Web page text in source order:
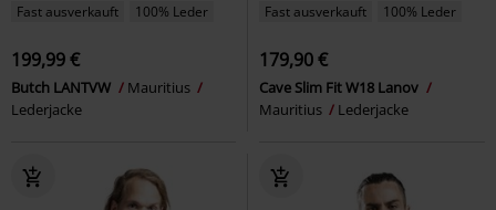
Fast ausverkauft 100% Leder
199,99 €
Butch LANTVW
Mauritius
Lederjacke
Fast ausverkauft 100% Leder
179,90 €
Cave Slim Fit W18 Lanov
Mauritius
Lederjacke